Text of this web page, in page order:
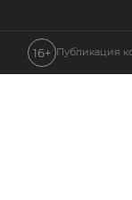
16+ Публикация